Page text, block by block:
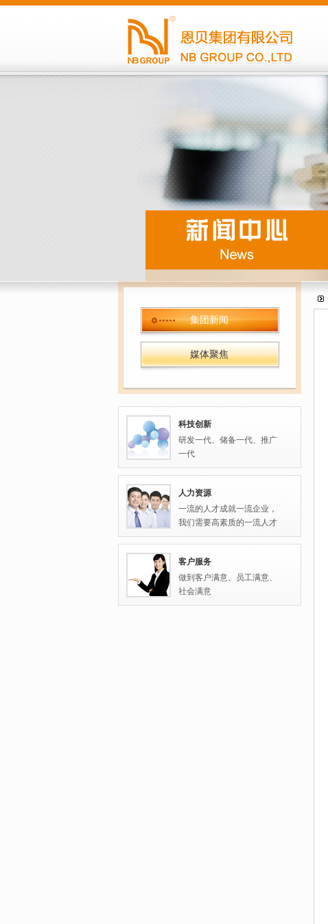
集团新闻
媒体聚焦
科技创新
研发一代、储备一代、推广
一代
人力资源
一流的人才成就一流企业，
我们需要高素质的一流人才
客户服务
做到客户满意、员工满意、
社会满意